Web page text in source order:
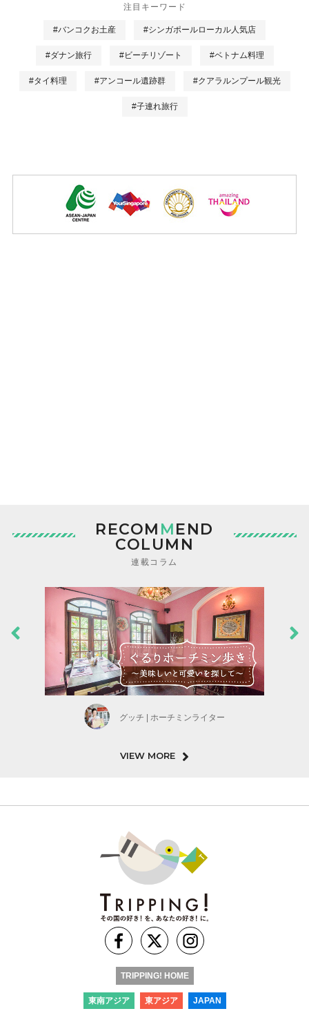
注目キーワード
#バンコクお土産 #シンガポールローカル人気店
#ダナン旅行 #ビーチリゾート #ベトナム料理
#タイ料理 #アンコール遺跡群 #クアラルンプール観光
#子連れ旅行
RECOM MEND
COLUMN
連載コラム
グッチ | ホーチミンライター
VIEW MORE
TRIPPING! HOME
東南アジア 東アジア JAPAN